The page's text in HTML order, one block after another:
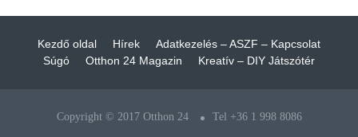
Kezdő oldal Hírek
Adatkezelés – ASZF – Kapcsolat
Súgó
Otthon 24 Magazin Kreatív – DIY Játszótér
Copyright © 2017 Otthon 24 Tel +36 1 998 8086